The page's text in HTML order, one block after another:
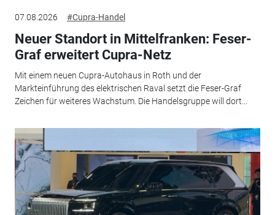
07.08.2026 #Cupra-Handel
Neuer Standort in Mittelfranken: Feser-
Graf erweitert Cupra-Netz
Mit einem neuen Cupra-Autohaus in Roth und der
Markteinführung des elektrischen Raval setzt die Feser-Graf
Zeichen für weiteres Wachstum. Die Handelsgruppe will dort...